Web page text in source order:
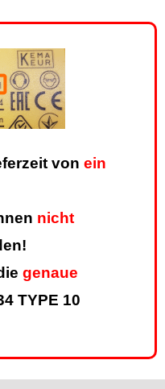
von ein
nicht
genaue
TYPE 10